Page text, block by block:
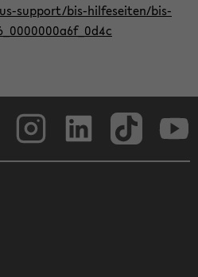
support/bis-hilfeseiten/bis-